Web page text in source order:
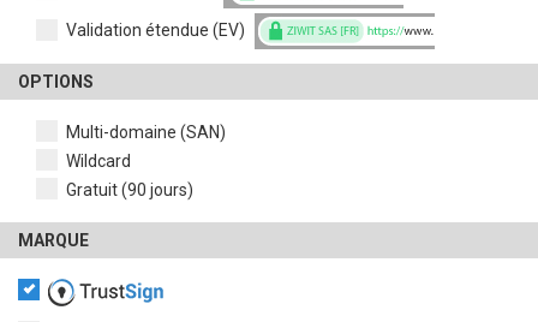
Validation étendue (EV)
OPTIONS
Multi-domaine (SAN)
Wildcard
Gratuit (90 jours)
MARQUE